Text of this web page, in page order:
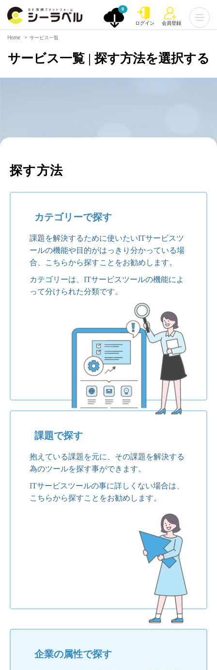
0
ログイン 会員登録
Home サービス一覧
サービス一覧 | 探す方法を選択する
探す方法
カテゴリーで探す
課題を解決するために使いたいITサービスツ
ールの機能や目的がはっきり分かっている場
合、こちらから探すことをお勧めします。
カテゴリーは、ITサービスツールの機能によ
って分けられた分類です。
課題で探す
抱えている課題を元に、その課題を解決する
為のツールを探す事ができます。
ITサービスツールの事に詳しくない場合は、
こちらから探すことをお勧めします。
企業の属性で探す